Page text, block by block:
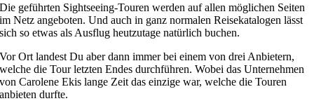
Die geführten Sightseeing-Touren werden auf allen möglichen Seiten
im Netz angeboten. Und auch in ganz normalen Reisekatalogen lässt
sich so etwas als Ausflug heutzutage natürlich buchen.
Vor Ort landest Du aber dann immer bei einem von drei Anbietern,
welche die Tour letzten Endes durchführen. Wobei das Unternehmen
von Carolene Ekis lange Zeit das einzige war, welche die Touren
anbieten durfte.